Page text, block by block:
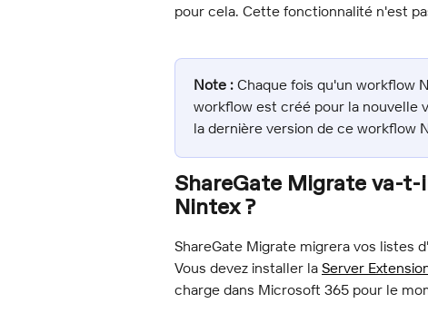
pour cela. Cette fonctionnalité n'est
Note : Chaque fois qu'un workflow
workflow est créé pour la nouvelle
la dernière version de ce workflow
ShareGate Migrate va-
Nintex ?
ShareGate Migrate migrera vos listes
Vous devez installer la Server
charge dans Microsoft 365 pour le